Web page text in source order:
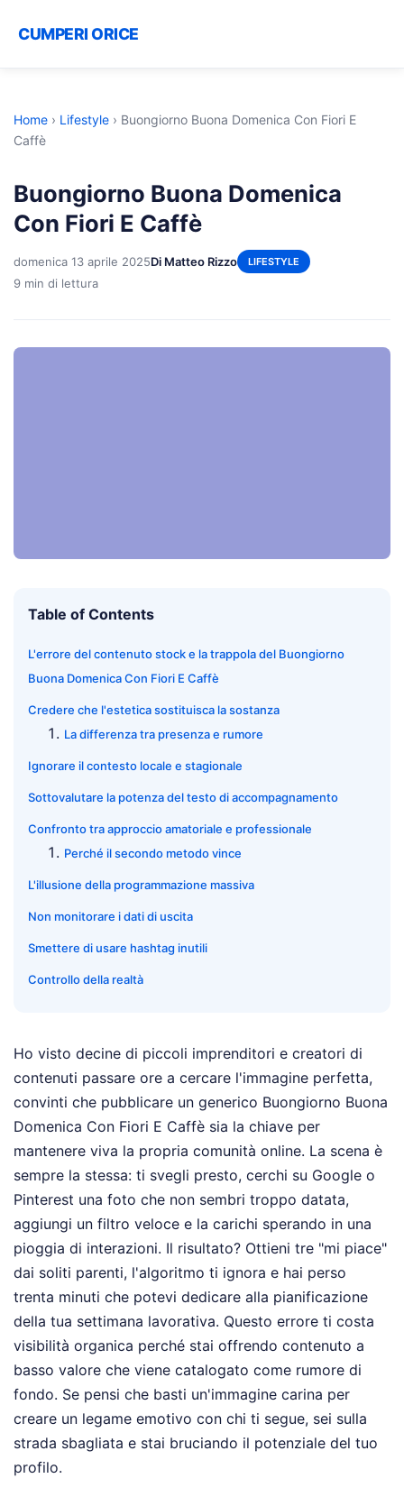
CUMPERI ORICE
Home › Lifestyle › Buongiorno Buona Domenica Con Fiori E
Caffè
Buongiorno Buona Domenica
Con Fiori E Caffè
domenica 13 aprile 2025Di Matteo Rizzo LIFESTYLE
9 min di lettura
Table of Contents
L'errore del contenuto stock e la trappola del Buongiorno
Buona Domenica Con Fiori E Caffè
Credere che l'estetica sostituisca la sostanza
La differenza tra presenza e rumore
Ignorare il contesto locale e stagionale
Sottovalutare la potenza del testo di accompagnamento
Confronto tra approccio amatoriale e professionale
Perché il secondo metodo vince
L'illusione della programmazione massiva
Non monitorare i dati di uscita
Smettere di usare hashtag inutili
Controllo della realtà
Ho visto decine di piccoli imprenditori e creatori di
contenuti passare ore a cercare l'immagine perfetta,
convinti che pubblicare un generico Buongiorno Buona
Domenica Con Fiori E Caffè sia la chiave per
mantenere viva la propria comunità online. La scena è
sempre la stessa: ti svegli presto, cerchi su Google o
Pinterest una foto che non sembri troppo datata,
aggiungi un filtro veloce e la carichi sperando in una
pioggia di interazioni. Il risultato? Ottieni tre "mi piace"
dai soliti parenti, l'algoritmo ti ignora e hai perso
trenta minuti che potevi dedicare alla pianificazione
della tua settimana lavorativa. Questo errore ti costa
visibilità organica perché stai offrendo contenuto a
basso valore che viene catalogato come rumore di
fondo. Se pensi che basti un'immagine carina per
creare un legame emotivo con chi ti segue, sei sulla
strada sbagliata e stai bruciando il potenziale del tuo
profilo.